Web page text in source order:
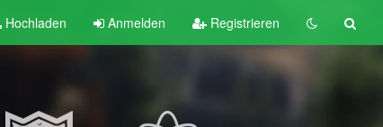
Hochladen Anmelden Registrieren